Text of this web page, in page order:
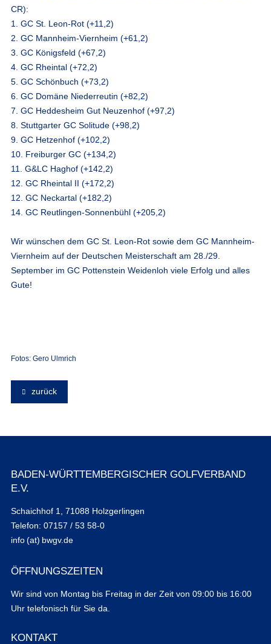
CR):
1. GC St. Leon-Rot (+11,2)
2. GC Mannheim-Viernheim (+61,2)
3. GC Königsfeld (+67,2)
4. GC Rheintal (+72,2)
5. GC Schönbuch (+73,2)
6. GC Domäne Niederreutin (+82,2)
7. GC Heddesheim Gut Neuzenhof (+97,2)
8. Stuttgarter GC Solitude (+98,2)
9. GC Hetzenhof (+102,2)
10. Freiburger GC (+134,2)
11. G&LC Haghof (+142,2)
12. GC Rheintal II (+172,2)
12. GC Neckartal (+182,2)
14. GC Reutlingen-Sonnenbühl (+205,2)
Wir wünschen dem GC St. Leon-Rot sowie dem GC Mannheim-
Viernheim auf der Deutschen Meisterschaft am 28./29.
September im GC Pottenstein Weidenloh viele Erfolg und alles
Gute!
Fotos: Gero Ulmrich
zurück
BADEN-WÜRTTEMBERGISCHER GOLFVERBAND
E.V.
Schaichhof 1, 71088 Holzgerlingen
Telefon: 07157 / 53 58-0
info (at) bwgv.de
ÖFFNUNGSZEITEN
Wir sind von Montag bis Freitag in der Zeit von 09:00 bis 16:00
Uhr telefonisch für Sie da.
KONTAKT